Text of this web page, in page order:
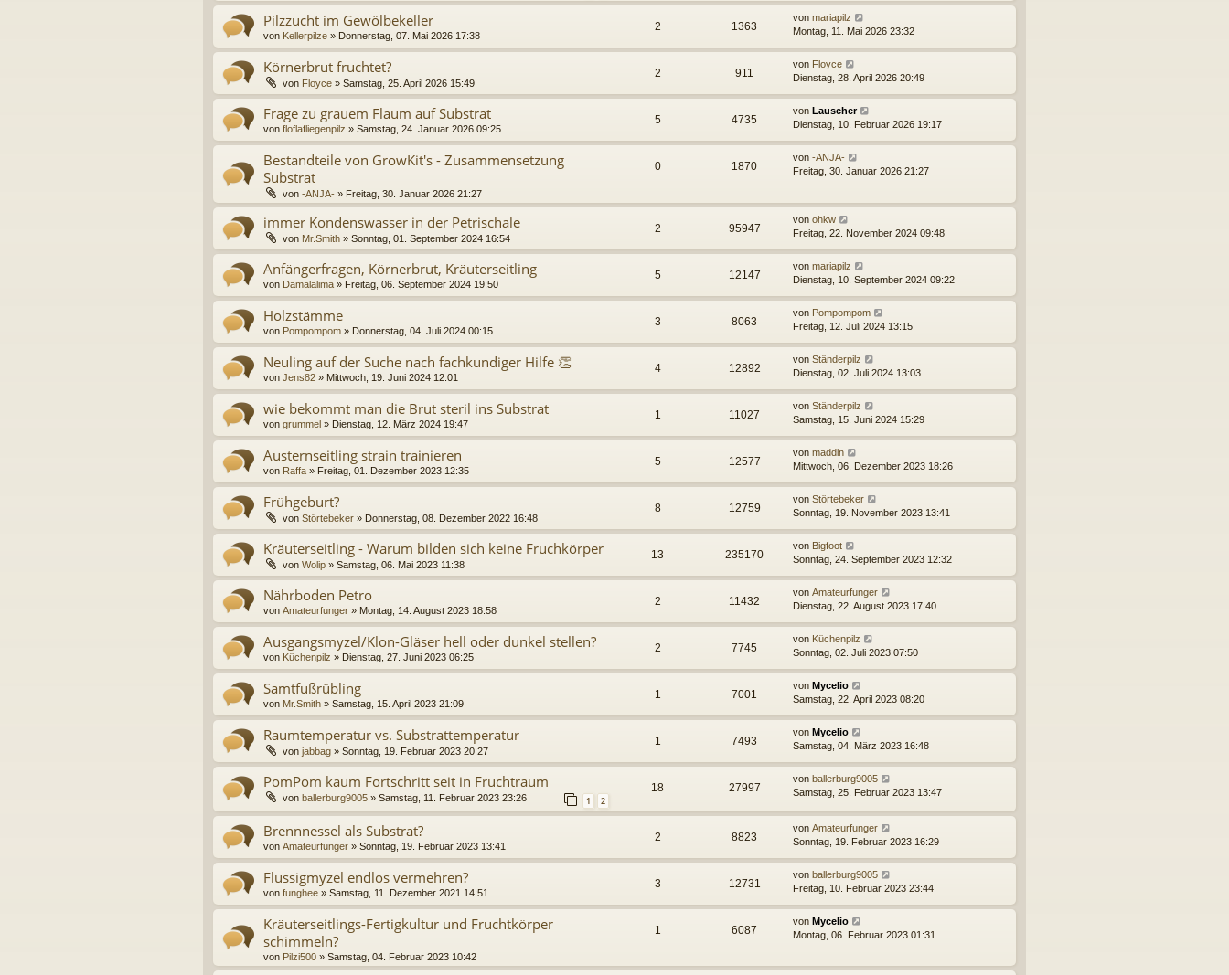
Pilzzucht im Gewölbekeller
von Kellerpilze » Donnerstag, 07. Mai 2026 17:38
2 1363
von mariapilz
Montag, 11. Mai 2026 23:32
Körnerbrut fruchtet?
von Floyce » Samstag, 25. April 2026 15:49
2 911
von Floyce
Dienstag, 28. April 2026 20:49
Frage zu grauem Flaum auf Substrat
von floflafliegenpilz » Samstag, 24. Januar 2026 09:25
5 4735
von Lauscher
Dienstag, 10. Februar 2026 19:17
Bestandteile von GrowKit's - Zusammensetzung
Substrat
von -ANJA- » Freitag, 30. Januar 2026 21:27
0 1870
von -ANJA-
Freitag, 30. Januar 2026 21:27
immer Kondenswasser in der Petrischale
von Mr.Smith » Sonntag, 01. September 2024 16:54
2 95947
von ohkw
Freitag, 22. November 2024 09:48
Anfängerfragen, Körnerbrut, Kräuterseitling
von Damalalima » Freitag, 06. September 2024 19:50
5 12147
von mariapilz
Dienstag, 10. September 2024 09:22
Holzstämme
von Pompompom » Donnerstag, 04. Juli 2024 00:15
3 8063
von Pompompom
Freitag, 12. Juli 2024 13:15
Neuling auf der Suche nach fachkundiger Hilfe 👏
von Jens82 » Mittwoch, 19. Juni 2024 12:01
4 12892
von Ständerpilz
Dienstag, 02. Juli 2024 13:03
wie bekommt man die Brut steril ins Substrat
von grummel » Dienstag, 12. März 2024 19:47
1 11027
von Ständerpilz
Samstag, 15. Juni 2024 15:29
Austernseitling strain trainieren
von Raffa » Freitag, 01. Dezember 2023 12:35
5 12577
von maddin
Mittwoch, 06. Dezember 2023 18:26
Frühgeburt?
von Störtebeker » Donnerstag, 08. Dezember 2022 16:48
8 12759
von Störtebeker
Sonntag, 19. November 2023 13:41
Kräuterseitling - Warum bilden sich keine Fruchkörper
von Wolip » Samstag, 06. Mai 2023 11:38
13 235170
von Bigfoot
Sonntag, 24. September 2023 12:32
Nährboden Petro
von Amateurfunger » Montag, 14. August 2023 18:58
2 11432
von Amateurfunger
Dienstag, 22. August 2023 17:40
Ausgangsmyzel/Klon-Gläser hell oder dunkel stellen?
von Küchenpilz » Dienstag, 27. Juni 2023 06:25
2 7745
von Küchenpilz
Sonntag, 02. Juli 2023 07:50
Samtfußrübling
von Mr.Smith » Samstag, 15. April 2023 21:09
1 7001
von Mycelio
Samstag, 22. April 2023 08:20
Raumtemperatur vs. Substrattemperatur
von jabbag » Sonntag, 19. Februar 2023 20:27
1 7493
von Mycelio
Samstag, 04. März 2023 16:48
PomPom kaum Fortschritt seit in Fruchtraum
von ballerburg9005 » Samstag, 11. Februar 2023 23:26 1 2
18 27997
von ballerburg9005
Samstag, 25. Februar 2023 13:47
Brennnessel als Substrat?
von Amateurfunger » Sonntag, 19. Februar 2023 13:41
2 8823
von Amateurfunger
Sonntag, 19. Februar 2023 16:29
Flüssigmyzel endlos vermehren?
von funghee » Samstag, 11. Dezember 2021 14:51
3 12731
von ballerburg9005
Freitag, 10. Februar 2023 23:44
Kräuterseitlings-Fertigkultur und Fruchtkörper
schimmeln?
von Pilzi500 » Samstag, 04. Februar 2023 10:42
1 6087
von Mycelio
Montag, 06. Februar 2023 01:31